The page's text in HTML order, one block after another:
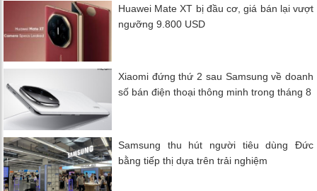
Huawei Mate XT bị đầu cơ, giá bán lại vượt
ngưỡng 9.800 USD
Xiaomi đứng thứ 2 sau Samsung về doanh
số bán điện thoại thông minh trong tháng 8
Samsung thu hút người tiêu dùng Đức
bằng tiếp thị dựa trên trải nghiệm